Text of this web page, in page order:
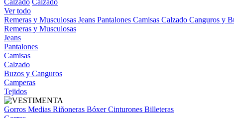
Calzado Calzado
Ver todo
Remeras y Musculosas Jeans Pantalones Camisas Calzado Canguros y
Remeras y Musculosas
Jeans
Pantalones
Camisas
Calzado
Buzos y Canguros
Camperas
Tejidos
Gorros Medias Riñoneras BóxerCinturones Billeteras